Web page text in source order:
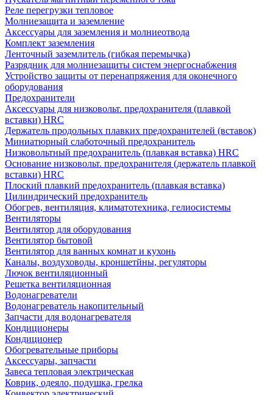
Реле перегрузки тепловое
Молниезащита и заземление
Аксессуары для заземления и молниеотвода
Комплект заземления
Ленточный заземлитель (гибкая перемычка)
Разрядник для молниезащиты систем энергоснабжения
Устройство защиты от перенапряжения для оконечного
оборудования
Предохранители
Аксессуары для низковольт. предохранителя (плавкой
вставки) HRC
Держатель продольных плавких предохранителей (вставок)
Миниатюрный слаботочный предохранитель
Низковольтный предохранитель (плавкая вставка) HRC
Основание низковольт. предохранителя (держатель плавкой
вставки) HRC
Плоский плавкий предохранитель (плавкая вставка)
Цилиндрический предохранитель
Обогрев, вентиляция, климатотехника, гелиосистемы
Вентиляторы
Вентилятор для оборудования
Вентилятор бытовой
Вентилятор для ванных комнат и кухонь
Каналы, воздуховоды, кроншетйны, регуляторы
Лючок вентиляционный
Решетка вентиляционная
Водонагреватели
Водонагреватель накопительный
Запчасти для водонагревателя
Кондиционеры
Кондиционер
Обогревательные приборы
Аксессуары, запчасти
Завеса тепловая электрическая
Коврик, одеяло, подушка, грелка